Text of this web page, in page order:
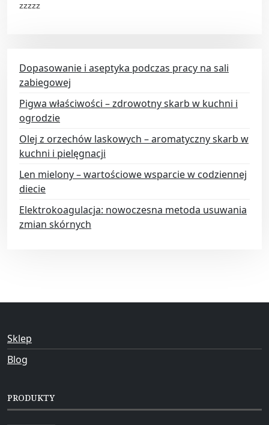
zzzzz
Dopasowanie i aseptyka podczas pracy na sali
zabiegowej
Pigwa właściwości – zdrowotny skarb w kuchni i
ogrodzie
Olej z orzechów laskowych – aromatyczny skarb w
kuchni i pielęgnacji
Len mielony – wartościowe wsparcie w codziennej
diecie
Elektrokoagulacja: nowoczesna metoda usuwania
zmian skórnych
Sklep
Blog
PRODUKTY